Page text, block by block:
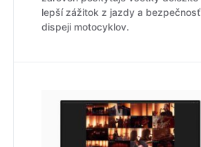
lepší zážitok z jazdy a
dispeji motocyklov.